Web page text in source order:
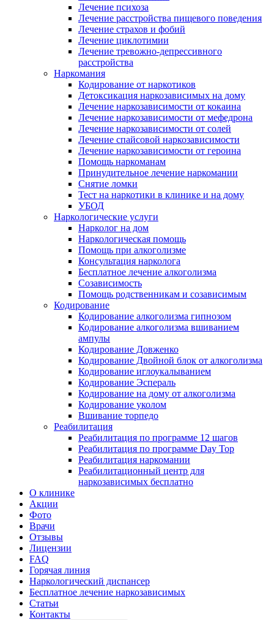
Лечение психоза
Лечение расстройства пищевого поведения
Лечение страхов и фобий
Лечение циклотимии
Лечение тревожно-депрессивного
расстройства
Наркомания
Кодирование от наркотиков
Детоксикация наркозависимых на дому
Лечение наркозависимости от кокаина
Лечение наркозависимости от мефедрона
Лечение наркозависимости от солей
Лечение спайсовой наркозависимости
Лечение наркозависимости от героина
Помощь наркоманам
Принудительное лечение наркомании
Снятие ломки
Тест на наркотики в клинике и на дому
УБОД
Наркологические услуги
Нарколог на дом
Наркологическая помощь
Помощь при алкоголизме
Консультация нарколога
Бесплатное лечение алкоголизма
Созависимость
Помощь родственникам и созависимым
Кодирование
Кодирование алкоголизма гипнозом
Кодирование алкоголизма вшиванием
ампулы
Кодирование Довженко
Кодирование Двойной блок от алкоголизма
Кодирование иглоукалыванием
Кодирование Эспераль
Кодирование на дому от алкоголизма
Кодирование уколом
Вшивание торпедо
Реабилитация
Реабилитация по программе 12 шагов
Реабилитация по программе Day Top
Реабилитация наркомании
Реабилитационный центр для
наркозависимых бесплатно
О клинике
Акции
Фото
Врачи
Отзывы
Лицензии
FAQ
Горячая линия
Наркологический диспансер
Бесплатное лечение наркозависимых
Статьи
Контакты